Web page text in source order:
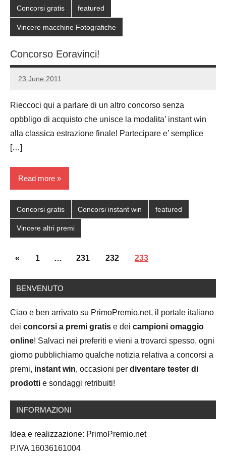
Concorsi gratis featured
Vincere macchine Fotografiche
Concorso Eoravinci!
23 June 2011
Luca
No
Rieccoci qui a parlare di un altro concorso senza
opbbligo di acquisto che unisce la modalita’ instant win
alla classica estrazione finale! Partecipare e’ semplice
[…]
Read more
Concorsi gratis Concorsi instant win featured
Vincere altri premi
Posts
«Previous
1 … 231 232 233
BENVENUTO
Ciao e ben arrivato su PrimoPremio.net, il portale italiano
dei concorsi a premi gratis e dei campioni omaggio
online! Salvaci nei preferiti e vieni a trovarci spesso, ogni
giorno pubblichiamo qualche notizia relativa a concorsi a
premi, instant win, occasioni per diventare tester di
prodotti e sondaggi retribuiti!
INFORMAZIONI
Idea e realizzazione: PrimoPremio.net
P.IVA 16036161004